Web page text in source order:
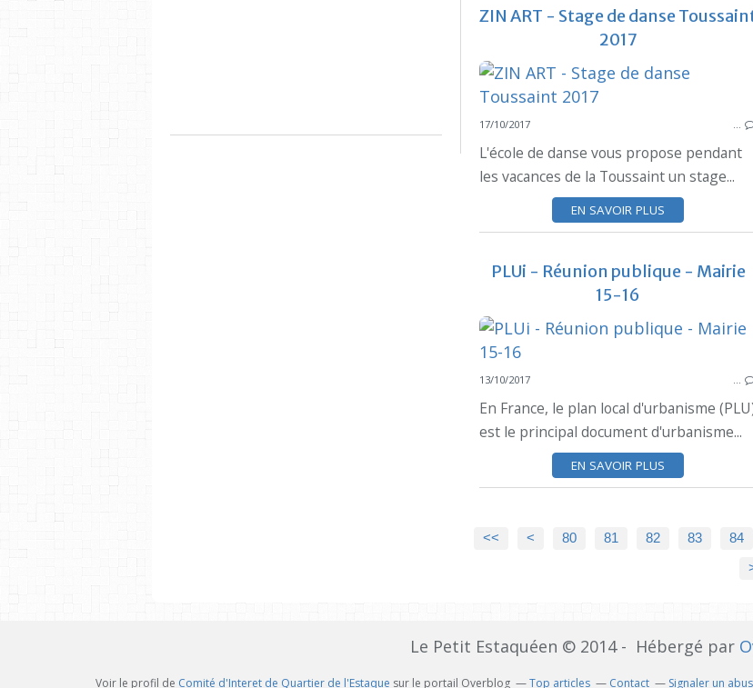
ZIN ART - Stage de danse
2017
17/10/2017 …
L'école de danse vous propose pendant
les vacances de la Toussaint un stage...
EN SAVOIR PLUS
PLUi - Réunion publique - Mairie
15-16
13/10/2017 …
En France, le plan local d'urbanisme
est le principal document d'urbanisme...
EN SAVOIR PLUS
<< < 10
20
30
40
50
60
70
80 81 82 83 84
Le Petit Estaquéen © 2014 - Hébergé par
Voir le profil de Comité d'Interet de Quartier de l'Estaque sur le portail Overblog Top articles Contact Signaler un abus